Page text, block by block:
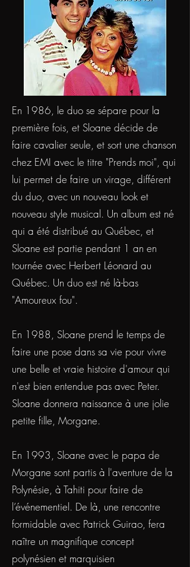
​En 1986, le duo se sépare pour la
première fois, et Sloane décide de
faire cavalier seule, et sort une chanson
chez EMI avec le titre "Prends moi", qui
lui permet de faire un virage, différent
du duo, avec un nouveau look et
nouveau style musical. Un album est né
qui a été distribué au Québec, et
Sloane est partie pendant 1 an en
tournée avec Herbert Léonard au
Québec. Un duo est né là-bas
"Amoureux fou".​
En 1988, Sloane prend le temps de
faire une pose dans sa vie pour vivre
une belle et vraie histoire d'amour qui
n'est bien entendue pas avec Peter.
Sloane donnera naissance à une jolie
petite fille, Morgane.
En 1993, Sloane avec le papa de
Morgane sont partis à l'aventure de la
Polynésie, à Tahiti pour faire de
l’événementiel. De là, une rencontre
formidable avec Patrick Guirao, fera
naître un magnifique concept
polynésien et marquisien